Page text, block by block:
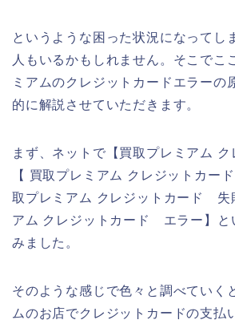
というような困った状況になってし
人もいるかもしれません。そこでこ
ミアムのクレジットカードエラーの
的に解説させていただきます。
まず、ネットで【買取プレミアム ク
【 買取プレミアム クレジットカー
取プレミアム クレジットカード 失
アム クレジットカード エラー】と
みました。
そのような感じで色々と調べていく
ムのお店でクレジットカードの支払